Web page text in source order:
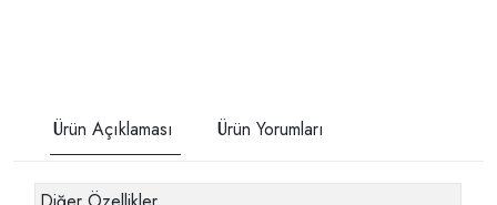
Ürün Açıklaması Ürün Yorumları